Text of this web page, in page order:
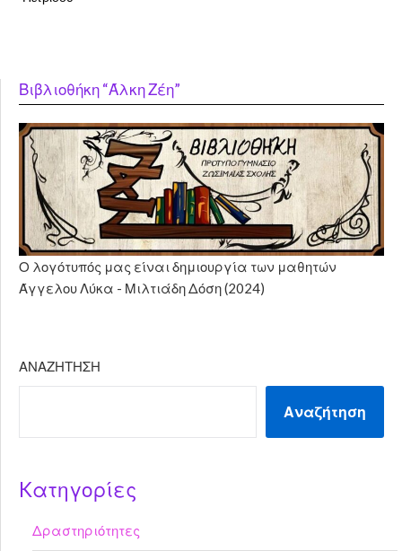
Βιβλιοθήκη “Άλκη Ζέη”
Ο λογότυπός μας είναι δημιουργία των μαθητών
Άγγελου Λύκα - Μιλτιάδη Δόση (2024)
ΑΝΑΖΉΤΗΣΗ
Αναζήτηση
Kατηγορίες
Δραστηριότητες